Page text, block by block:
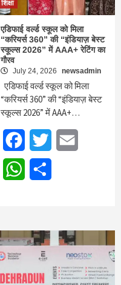
शिक्षा
एडिफाई वर्ल्ड स्कूल को मिला
“करियर्स 360” की “इंडियाज़ बेस्ट
स्कूल्स 2026” में AAA+ रेटिंग का
गौरव
July 24, 2026 newsadmin
एडिफाई वर्ल्ड स्कूल को मिला
“करियर्स 360” की “इंडियाज़ बेस्ट
स्कूल्स 2026” में AAA+…
FacebookTwitter
WhatsApp